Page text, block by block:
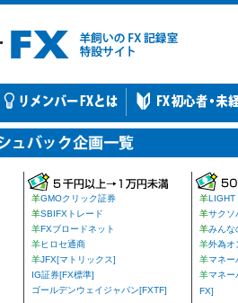
羊GMOクリック証券
羊SBIFXトレード
羊FXブロードネット
羊ヒロセ通商
羊JFX[マトリックス]
IG証券[FX標準]
ゴールデンウェイジャパン[FXTF]
羊LIGHT
羊サクソ
羊みんな
羊外為オ
羊マネー
羊マネー
FX]